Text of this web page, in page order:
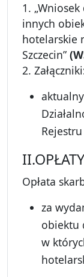
1.
innych
hotelarskie
Szczecin”
2.
Opłata
za
obiektu
w